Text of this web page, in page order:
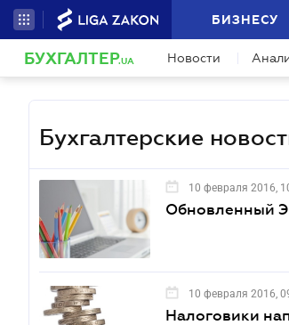
БИЗНЕСУ
БУХГАЛТЕР.UA Новости
Бухгалтерские
10 февраля 2016,
Обновленный
10 февраля 2016,
Налоговики